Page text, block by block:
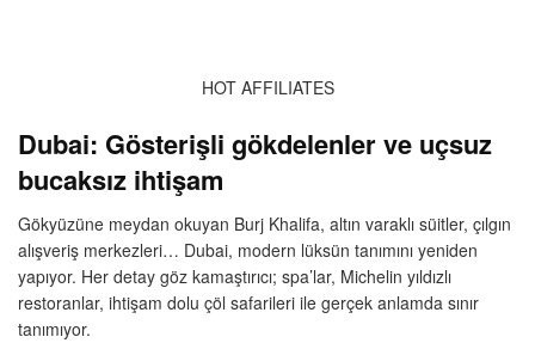
HOT AFFILIATES
Dubai: Gösterişli gökdelenler ve uçsuz
bucaksız ihtişam
Gökyüzüne meydan okuyan Burj Khalifa, altın varaklı süitler, çılgın
alışveriş merkezleri… Dubai, modern lüksün tanımını yeniden
yapıyor. Her detay göz kamaştırıcı; spa’lar, Michelin yıldızlı
restoranlar, ihtişam dolu çöl safarileri ile gerçek anlamda sınır
tanımıyor.